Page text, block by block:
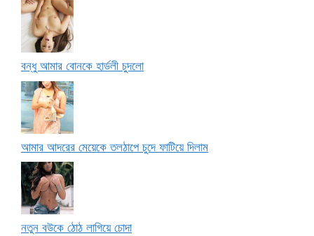
বন্ধু আমার বোনকে হার্ডলী চুদলো
আমার আদরের মেয়েকে তলঠাপে চুদে ফাটিয়ে দিলাম
নতুন বউকে ঠোঠ লাগিয়ে চোদা